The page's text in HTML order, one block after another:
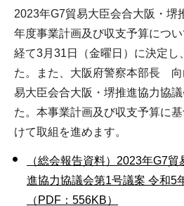
2023年G7貿易大臣会合大阪・堺
年度事業計画及び収支予算につ
経て3月31日（金曜日）に決定し
た。また、大阪府警察本部長 向
易大臣会合大阪・堺推進協力協
た。本事業計画及び収支予算に
けて取組を進めます。
（総会報告資料）2023年G7
進協力協議会第1号議案 令和5
（PDF：556KB）